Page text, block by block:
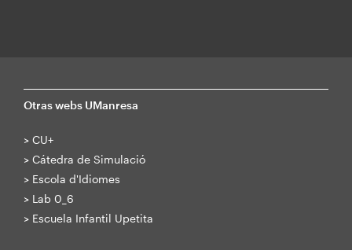
Otras webs UManresa
> CU+
> Cátedra de Simulació
> Escola d'Idiomes
> Lab 0_6
> Escuela Infantil Upetita